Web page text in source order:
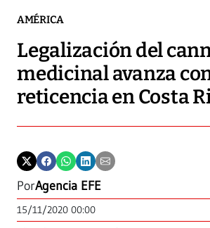
AMÉRICA
Legalización del
medicinal avanza
reticencia en Costa
PorAgencia EFE
15/11/2020 00:00